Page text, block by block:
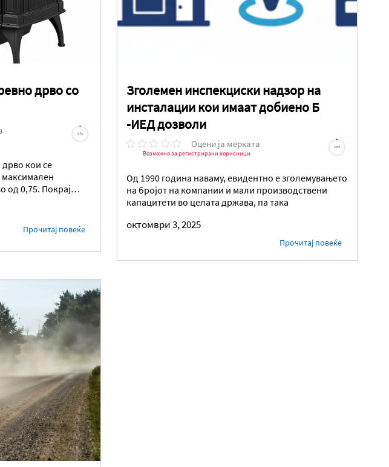
дрво со
0%
кои се
максимален
од 0,75. Покрај
Прочитај повеќе
Зголемен инспекциски надзор на
инсталации кои имаат добиено Б
-ИЕД дозволи
Оцени ја мерката
Возможно за регистрирани корисници
0%
Од 1990 година наваму, евидентно е зголемувањето
на бројот на компании и мали производствени
капацитети во целата држава, па така
октомври 3, 2025
Прочитај повеќе